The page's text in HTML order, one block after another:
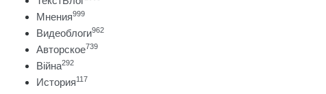
Мнения999
Видеоблоги962
Авторское739
Війна292
История117